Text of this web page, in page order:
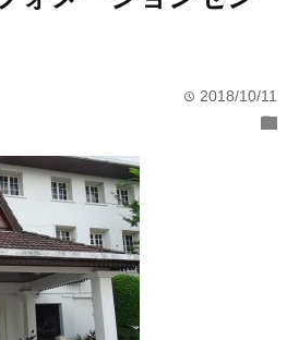
time 2018/10/11
folder